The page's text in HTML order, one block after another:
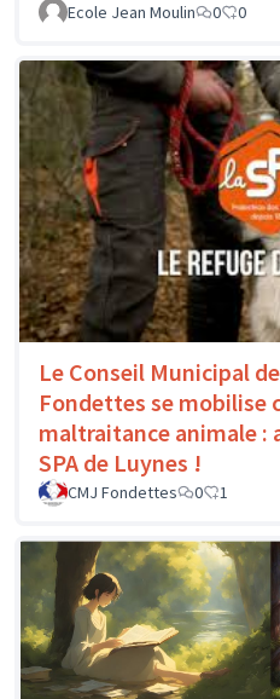
Ecole Jean Moulin 0 0
Le Conseil Municipal
Fondettes se mobilise
maltraitance animale :
SPA de Luynes !
CMJ Fondettes 0 1